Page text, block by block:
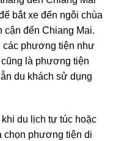
bắt xe đến ngôi chùa
cận đến Chiang Mai.
các phương tiện như
là phương tiện
du khách sử dụng
du lịch tự túc hoặc
chọn phương tiện di